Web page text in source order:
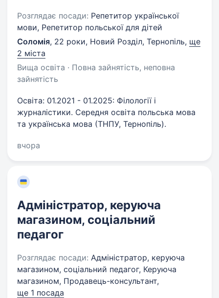
Розглядає посади: Репетитор української
мови, Репетитор польської для дітей
Соломія, 22 роки, Новий Розділ, Тернопіль, ще
2 міста
Вища освіта · Повна зайнятість, неповна
зайнятість
Освіта: 01.2021 - 01.2025: Філології і
журналістики. Середня освіта польська мова
та українська мова (ТНПУ, Тернопіль).
вчора
Адміністратор, керуюча
магазином, соціальний
педагог
Розглядає посади: Адміністратор, керуюча
магазином, соціальний педагог, Керуюча
магазином, Продавець-консультант,
ще 1 посада